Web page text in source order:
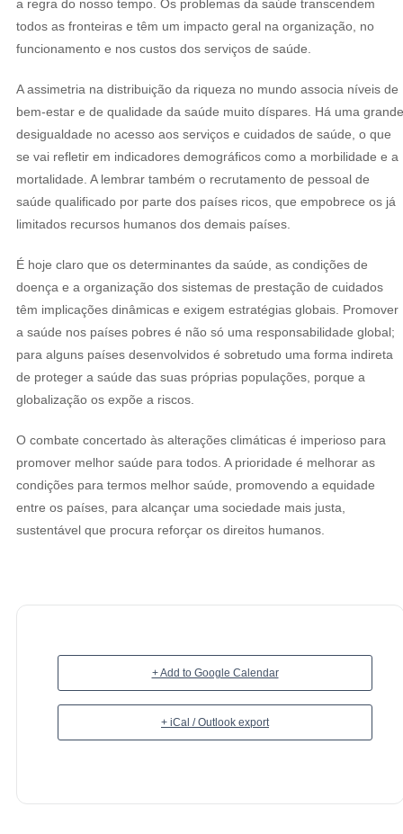
a regra do nosso tempo. Os problemas da saúde transcendem
todos as fronteiras e têm um impacto geral na organização, no
funcionamento e nos custos dos serviços de saúde.
A assimetria na distribuição da riqueza no mundo associa níveis de
bem-estar e de qualidade da saúde muito díspares. Há uma grande
desigualdade no acesso aos serviços e cuidados de saúde, o que
se vai refletir em indicadores demográficos como a morbilidade e a
mortalidade. A lembrar também o recrutamento de pessoal de
saúde qualificado por parte dos países ricos, que empobrece os já
limitados recursos humanos dos demais países.
É hoje claro que os determinantes da saúde, as condições de
doença e a organização dos sistemas de prestação de cuidados
têm implicações dinâmicas e exigem estratégias globais. Promover
a saúde nos países pobres é não só uma responsabilidade global;
para alguns países desenvolvidos é sobretudo uma forma indireta
de proteger a saúde das suas próprias populações, porque a
globalização os expõe a riscos.
O combate concertado às alterações climáticas é imperioso para
promover melhor saúde para todos. A prioridade é melhorar as
condições para termos melhor saúde, promovendo a equidade
entre os países, para alcançar uma sociedade mais justa,
sustentável que procura reforçar os direitos humanos.
+ Add to Google Calendar
+ iCal / Outlook export